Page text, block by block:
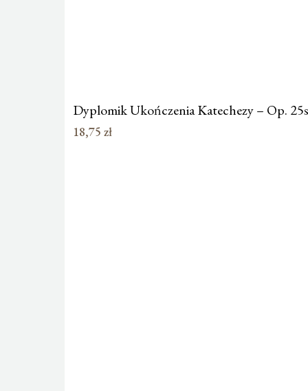
Dyplomik Ukończenia Katechezy – Op.
18,75 zł